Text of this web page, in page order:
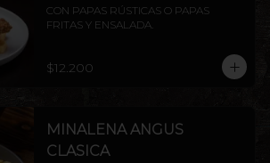
CON PAPAS RÚSTICAS O PAPAS
FRITAS Y ENSALADA.
$12.200
MINALENA ANGUS
CLASICA